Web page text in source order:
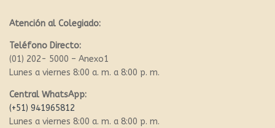
Atención al Colegiado:
Teléfono Directo:
(01) 202- 5000 – Anexo1
Lunes a viernes 8:00 a. m. a 8:00 p. m.
Central WhatsApp:
(+51) 941965812
Lunes a viernes 8:00 a. m. a 8:00 p. m.